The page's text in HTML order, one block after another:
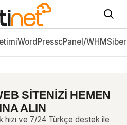
Kapama ve Nmap ile
WordPresscPanel/WHM
SİTENİZİ HEMEN
ALIN
ve 7/24 Türkçe destek ile